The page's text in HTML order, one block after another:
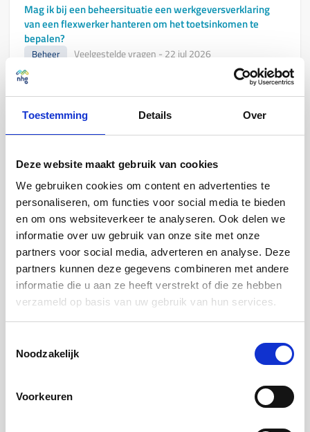
Toestemming Details Over
Deze website maakt gebruik van cookies
We gebruiken cookies om content en advertenties te
personaliseren, om functies voor social media te bieden
en om ons websiteverkeer te analyseren. Ook delen we
informatie over uw gebruik van onze site met onze
partners voor social media, adverteren en analyse. Deze
partners kunnen deze gegevens combineren met andere
informatie die u aan ze heeft verstrekt of die ze hebben
verzameld op basis van uw gebruik van hun services.
Noodzakelijk
Voorkeuren
Mag ik bij een beheersituatie een werkgeversverklaring
van een flexwerker hanteren om het toetsinkomen te
bepalen?
Beheer Veelgestelde vragen - 22 jul 2026
De werkgever vult bij de intentieverklaring in : 'Ja, voor
Moet er dan worden uitgegaan van het gemiddelde van de
afgelopen 3 jaren of kan er worden uitgegaan van het
inkomen op de werkgeversverklaring
Inkomen Veelgestelde vragen-22 jul 2026
Hoe werkt de Perspectiefverklaring?
Inkomen Veelgestelde vragen-22 jul 2026
Inkomensbepaling Loondienst?
Inkomensbepaling loondienst
22 jul